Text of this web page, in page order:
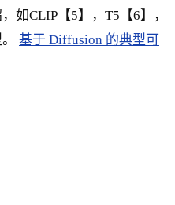
如CLIP【5】，T5【6】，
基于 Diffusion 的典型可